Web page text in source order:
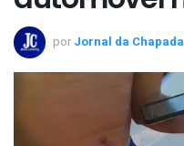
por Jornal da Chapada